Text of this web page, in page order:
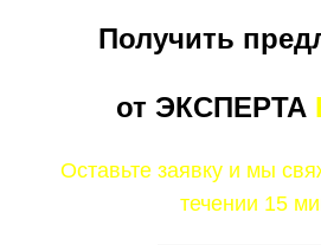
Получить
от ЭКСПЕРТА
Оставьте заявку и мы
течении 15